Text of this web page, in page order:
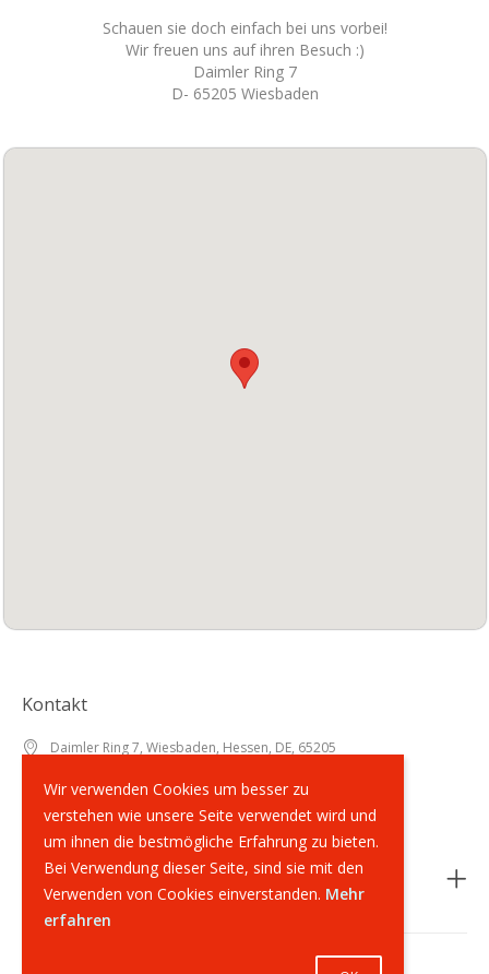
Wir verwenden Cookies um besser zu
verstehen wie unsere Seite verwendet wird und
um ihnen die bestmögliche Erfahrung zu bieten.
Bei Verwendung dieser Seite, sind sie mit den
Verwenden von Cookies einverstanden. Mehr
erfahren
Schauen sie doch einfach bei uns vorbei!
Wir freuen uns auf ihren Besuch :)
Daimler Ring 7
D- 65205 Wiesbaden
Kontakt
Daimler Ring 7, Wiesbaden, Hessen, DE, 65205
+49 (0)6122 - 70 70 678
info@supernailshop.de
Rechtliches